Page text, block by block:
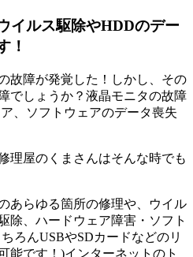
イルス駆除やHDDのデー
！
故障が発覚した！しかし、その
でしょうか？液晶モニタの故障
、ソフトウェアのデータ喪失
理屋のくまさんはそんな時でも
あらゆる箇所の修理や、ウイル
除、ハードウェア障害・ソフト
ろんUSBやSDカードなどのリ
能です！)インターネットのト